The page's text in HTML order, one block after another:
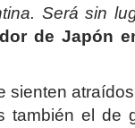
Será sin
de Japón
sienten
también el de